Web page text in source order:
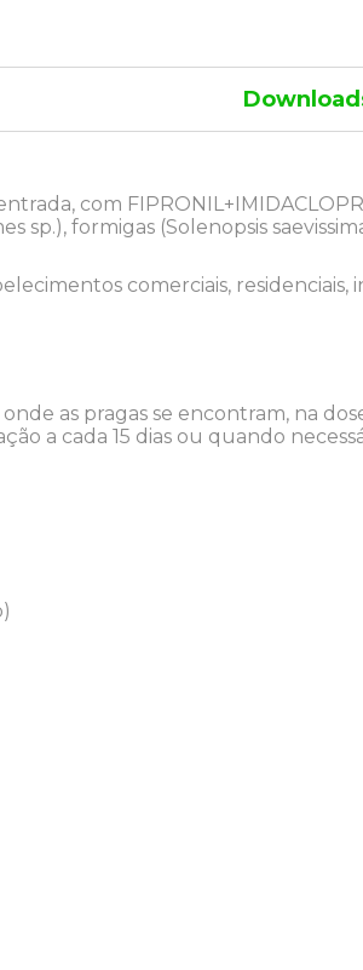
com
formigas (Solenopsis
comerciais,
as pragas se encontram, na
a cada 15 dias ou quando